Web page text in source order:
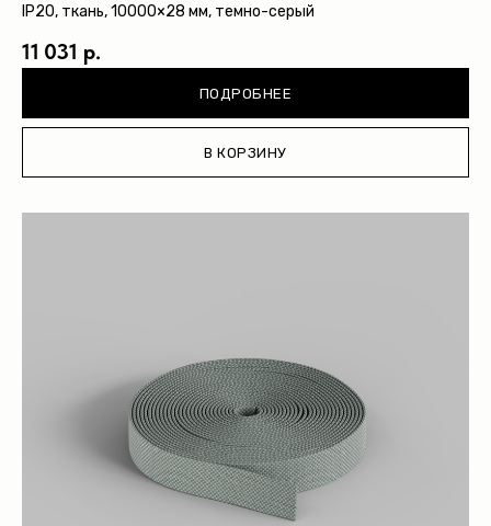
IP20, ткань, 10000×28 мм, темно-серый
11 031 р.
ПОДРОБНЕЕ
В КОРЗИНУ